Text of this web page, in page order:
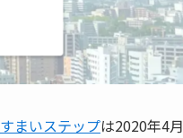
すまいステップは2020年4月